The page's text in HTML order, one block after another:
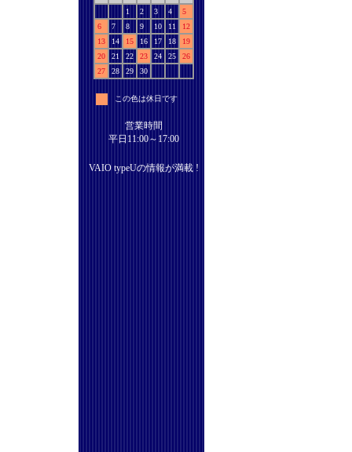
1
2 3 4
5
6
7 8 9 10 11
12
13
14 15 16 17 18
19
20
21 22 23 24 25
26
27
28 29 30
この色は休日です
営業時間
平日11:00～17:00
VAIO typeUの情報が満載 !